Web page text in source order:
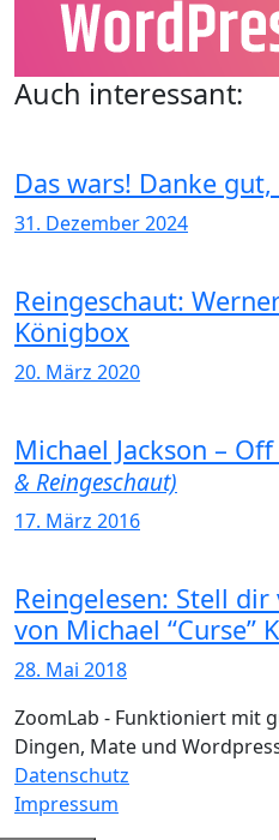
Auch interessant:
Das wars! Danke
31. Dezember 2024
Reingeschaut:
Königbox
20. März 2020
Michael Jackson –
& Reingeschaut)
17. März 2016
Reingelesen: Stell
von Michael “Curse”
28. Mai 2018
ZoomLab - Funktioniert mit
Dingen, Mate und
Datenschutz
Impressum